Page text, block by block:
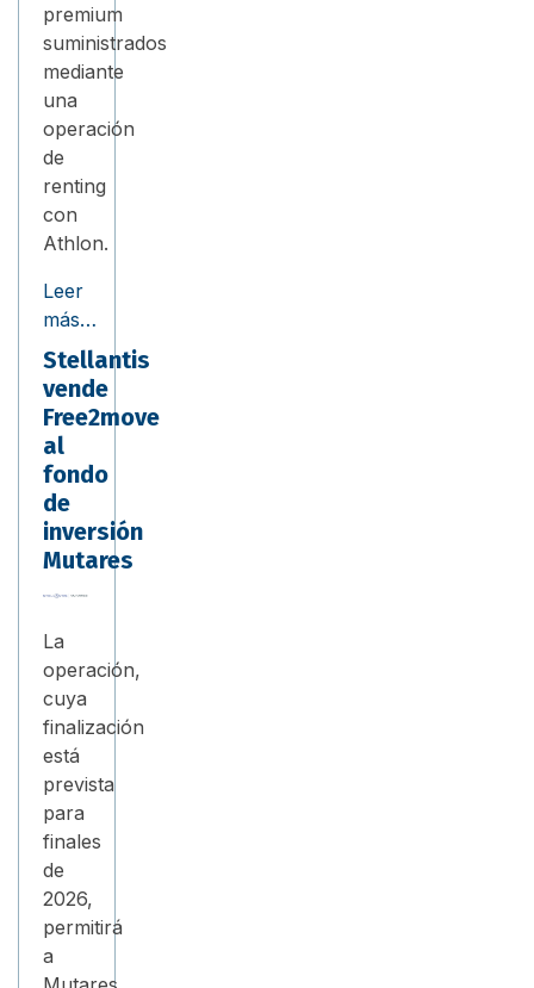
premium
suministrados
mediante
una
operación
de
renting
con
Athlon.
Leer
más…
Stellantis
vende
Free2move
al
fondo
de
inversión
Mutares
La
operación,
cuya
finalización
está
prevista
para
finales
de
2026,
permitirá
a